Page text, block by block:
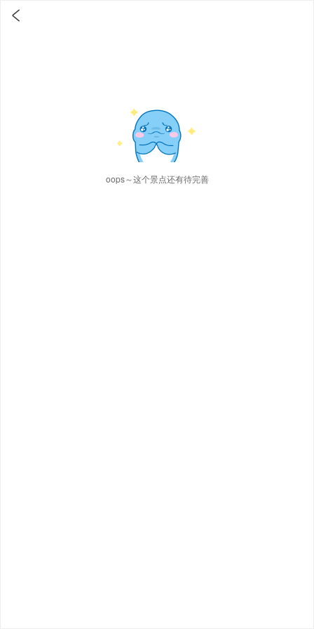

oops～这个景点还有待完善